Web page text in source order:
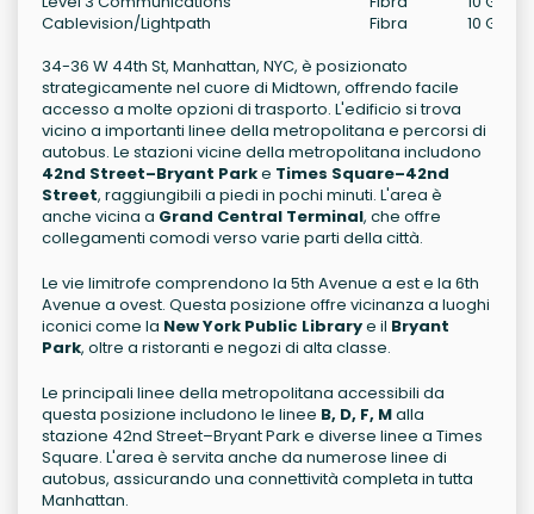
Cablevision/Lightpath
Fibra
10 Gb/s
34-36 W 44th St, Manhattan, NYC, è posizionato
strategicamente nel cuore di Midtown, offrendo facile
accesso a molte opzioni di trasporto. L'edificio si trova
vicino a importanti linee della metropolitana e percorsi di
autobus. Le stazioni vicine della metropolitana includono
42nd Street–Bryant Parke Times Square–42nd
Street, raggiungibili a piedi in pochi minuti. L'area è
anche vicina a Grand Central Terminal, che offre
collegamenti comodi verso varie parti della città.
Le vie limitrofe comprendono la 5th Avenue a est e la 6th
Avenue a ovest. Questa posizione offre vicinanza a luoghi
iconici come la New York Public Librarye il Bryant
Park, oltre a ristoranti e negozi di alta classe.
Le principali linee della metropolitana accessibili da
questa posizione includono le linee B, D, F, Malla
stazione 42nd Street–Bryant Park e diverse linee a Times
Square. L'area è servita anche da numerose linee di
autobus, assicurando una connettività completa in tutta
Manhattan.